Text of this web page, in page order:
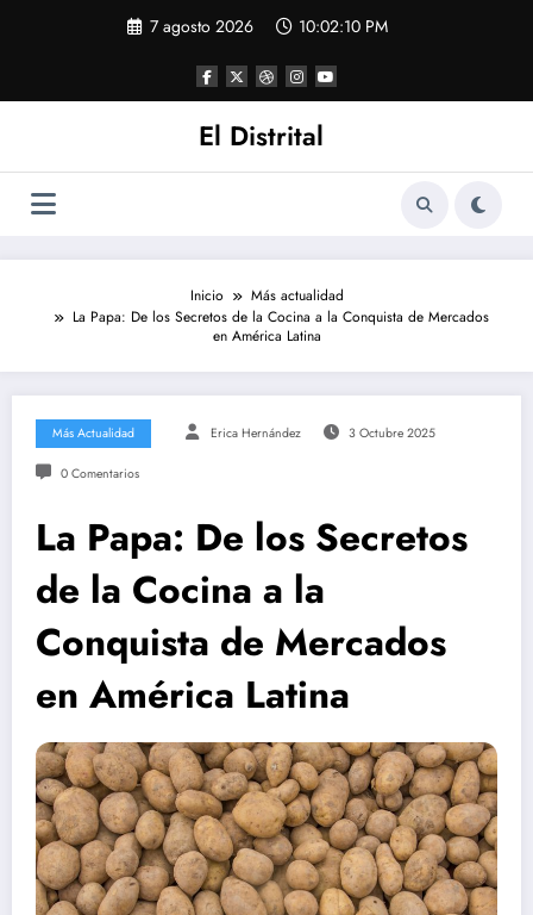
7 agosto 2026 10:02:11 PM
El Distrital
Inicio
Más actualidad
La Papa: De los Secretos de la Cocina a la Conquista de Mercados
en América Latina
Más Actualidad Erica Hernández 3 Octubre 2025
0 Comentarios
La Papa: De los Secretos
de la Cocina a la
Conquista de Mercados
en América Latina